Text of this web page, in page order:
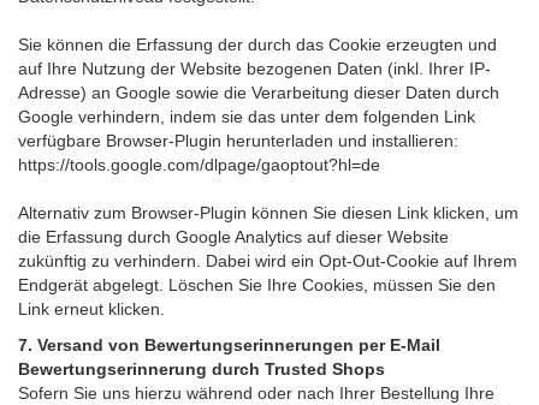
Sie können die Erfassung der durch das Cookie erzeugten und
auf Ihre Nutzung der Website bezogenen Daten (inkl. Ihrer IP-
Adresse) an Google sowie die Verarbeitung dieser Daten durch
Google verhindern, indem sie das unter dem folgenden Link
verfügbare Browser-Plugin herunterladen und installieren:
https://tools.google.com/dlpage/gaoptout?hl=de
Alternativ zum Browser-Plugin können Sie diesen Link klicken, um
die Erfassung durch Google Analytics auf dieser Website
zukünftig zu verhindern. Dabei wird ein Opt-Out-Cookie auf Ihrem
Endgerät abgelegt. Löschen Sie Ihre Cookies, müssen Sie den
Link erneut klicken.
7. Versand von Bewertungserinnerungen per E-Mail
Bewertungserinnerung durch Trusted Shops
Sofern Sie uns hierzu während oder nach Ihrer Bestellung Ihre